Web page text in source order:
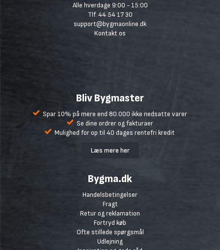
Alle hverdage 9:00 - 15:00
Tlf. 44 54 17 30
support@bygmaonline.dk
Kontakt os
Bliv Bygmaster
Spar 10% på mere end 80.000 ikke nedsatte varer
Se dine ordrer og fakturaer
Mulighed for op til 40 dages rentefri kredit
Læs mere her
Bygma.dk
Handelsbetingelser
Fragt
Retur og reklamation
Fortryd køb
Ofte stillede spørgsmål
Udlejning